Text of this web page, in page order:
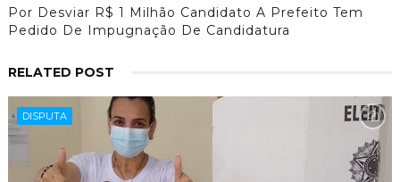
Por Desviar R$ 1 Milhão Candidato A Prefeito Tem
Pedido De Impugnação De Candidatura
RELATED POST
DISPUTA